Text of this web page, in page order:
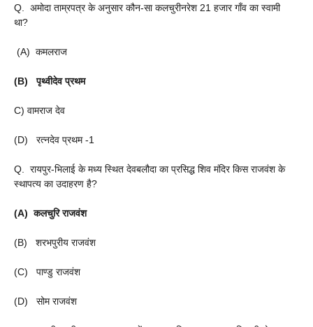
Q. अमोदा ताम्रपत्र के अनुसार कौन-सा कलचुरीनरेश 21 हजार गाँव का स्वामी
था?
(A) कमलराज
(B) पृथ्वीदेव प्रथम
C) वामराज देव
(D) रत्नदेव प्रथम -1
Q. रायपुर-भिलाई के मध्य स्थित देवबलौदा का प्रसिद्ध शिव मंदिर किस राजवंश के
स्थापत्य का उदाहरण है?
(A) कलचुरि राजवंश
(B) शरभपुरीय राजवंश
(C) पाण्डु राजवंश
(D) सोम राजवंश